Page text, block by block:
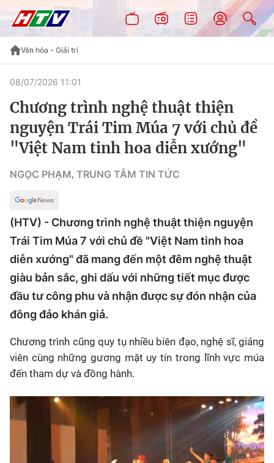
Văn hóa - Giải trí
08/07/2026 11:01
Chương trình nghệ thuật thiện
nguyện Trái Tim Múa 7 với chủ đề
"Việt Nam tinh hoa diễn xướng"
NGỌC PHẠM, TRUNG TÂM TIN TỨC
(HTV) - Chương trình nghệ thuật thiện nguyện
Trái Tim Múa 7 với chủ đề "Việt Nam tinh hoa
diễn xướng" đã mang đến một đêm nghệ thuật
giàu bản sắc, ghi dấu với những tiết mục được
đầu tư công phu và nhận được sự đón nhận của
đông đảo khán giả.
Chương trình cũng quy tụ nhiều biên đạo, nghệ sĩ, giảng
viên cùng những gương mặt uy tín trong lĩnh vực múa
đến tham dự và đồng hành.